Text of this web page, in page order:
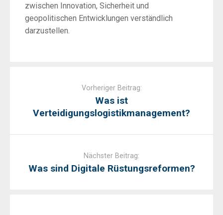
zwischen Innovation, Sicherheit und
geopolitischen Entwicklungen verständlich
darzustellen.
Vorheriger Beitrag:
Was ist
Verteidigungslogistikmanagement?
Nächster Beitrag:
Was sind Digitale Rüstungsreformen?